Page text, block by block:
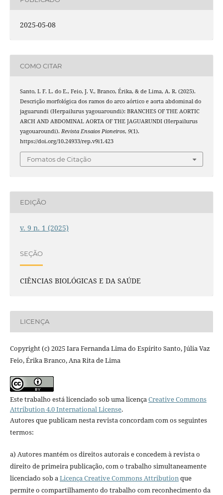
2025-05-08
COMO CITAR
Santo, I. F. L. do E., Feio, J. V., Branco, Érika, & de Lima, A. R. (2025).
Descrição morfológica dos ramos do arco aórtico e aorta abdominal do
jaguarundi (Herpailurus yagouaroundi): BRANCHES OF THE AORTIC
ARCH AND ABDOMINAL AORTA OF THE JAGUARUNDI (Herpailurus
yagouaroundi). Revista Ensaios Pioneiros, 9(1).
https://doi.org/10.24933/rep.v9i1.423
Fomatos de Citação
EDIÇÃO
v. 9 n. 1 (2025)
SEÇÃO
CIÊNCIAS BIOLÓGICAS E DA SAÚDE
LICENÇA
Copyright (c) 2025 Iara Fernanda Lima do Espírito Santo, Júlia Vaz
Feio, Érika Branco, Ana Rita de Lima
Este trabalho está licenciado sob uma licençaCreative Commons
Attribution 4.0 International License.
Autores que publicam nesta revista concordam com os seguintes
termos:
a) Autores mantém os direitos autorais e concedem à revista o
direito de primeira publicação, com o trabalho simultaneamente
licenciado sob aLicença Creative Commons Attributionque
permite o compartilhamento do trabalho com reconhecimento da